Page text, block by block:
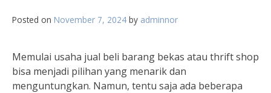
Posted on November 7, 2024 by adminnor
Memulai usaha jual beli barang bekas atau thrift shop
bisa menjadi pilihan yang menarik dan
menguntungkan. Namun, tentu saja ada beberapa